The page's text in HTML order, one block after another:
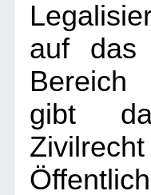
auf das
Bereich
gibt